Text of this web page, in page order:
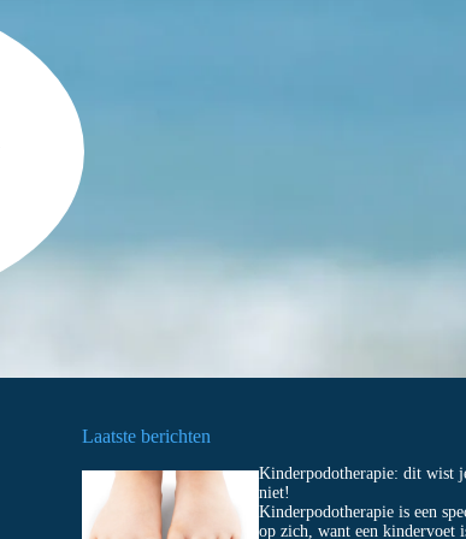
Laatste berichten
Kinderpodotherapie: dit wist
niet!
Kinderpodotherapie is een
op zich, want een kindervoet